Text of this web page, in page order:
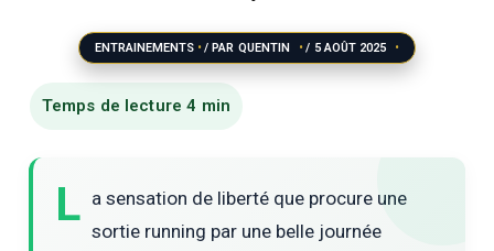
ENTRAINEMENTS / PAR QUENTIN / 5 AOÛT 2025
L a sensation de liberté que procure une
sortie running par une belle journée